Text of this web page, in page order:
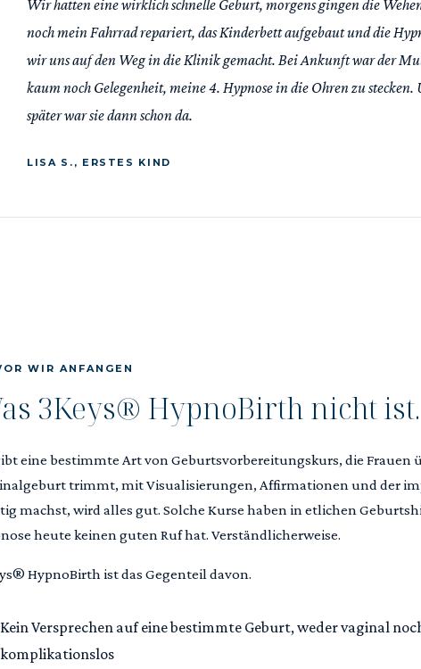
Wir hatten eine wirklich schnelle Geburt, morgens gingen die
noch mein Fahrrad repariert, das Kinderbett aufgebaut und die
wir uns auf den Weg in die Klinik gemacht. Bei Ankunft war der
kaum noch Gelegenheit, meine 4. Hypnose in die Ohren zu stecken.
später war sie dann schon da.
LISA S., ERSTES KIND
WIR ANFANGEN
3Keys® HypnoBirth nicht ist.
eine bestimmte Art von Geburtsvorbereitungskurs, die Frauen
trimmt, mit Visualisierungen, Affirmationen und der
machst, wird alles gut. Solche Kurse haben in etlichen
heute keinen guten Ruf hat. Verständlicherweise.
HypnoBirth ist das Gegenteil davon.
Kein Versprechen auf eine bestimmte Geburt, weder vaginal
komplikationslos